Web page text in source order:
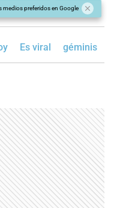
medios preferidos en Google
Es viral géminis